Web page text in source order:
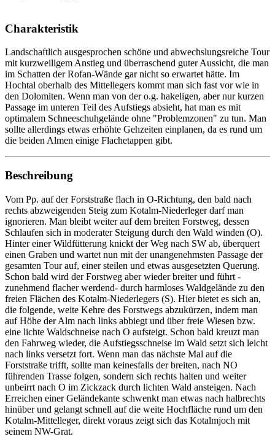
Charakteristik
Landschaftlich ausgesprochen schöne und abwechslungsreiche Tour
mit kurzweiligem Anstieg und überraschend guter Aussicht, die man
im Schatten der Rofan-Wände gar nicht so erwartet hätte. Im
Hochtal oberhalb des Mittellegers kommt man sich fast vor wie in
den Dolomiten. Wenn man von der o.g. hakeligen, aber nur kurzen
Passage im unteren Teil des Aufstiegs absieht, hat man es mit
optimalem Schneeschuhgelände ohne "Problemzonen" zu tun. Man
sollte allerdings etwas erhöhte Gehzeiten einplanen, da es rund um
die beiden Almen einige Flachetappen gibt.
Beschreibung
Vom Pp. auf der Forststraße flach in O-Richtung, den bald nach
rechts abzweigenden Steig zum Kotalm-Niederleger darf man
ignorieren. Man bleibt weiter auf dem breiten Forstweg, dessen
Schlaufen sich in moderater Steigung durch den Wald winden (O).
Hinter einer Wildfütterung knickt der Weg nach SW ab, überquert
einen Graben und wartet nun mit der unangenehmsten Passage der
gesamten Tour auf, einer steilen und etwas ausgesetzten Querung.
Schon bald wird der Forstweg aber wieder breiter und führt -
zunehmend flacher werdend- durch harmloses Waldgelände zu den
freien Flächen des Kotalm-Niederlegers (S). Hier bietet es sich an,
die folgende, weite Kehre des Forstwegs abzukürzen, indem man
auf Höhe der Alm nach links abbiegt und über freie Wiesen bzw.
eine lichte Waldschneise nach O aufsteigt. Schon bald kreuzt man
den Fahrweg wieder, die Aufstiegsschneise im Wald setzt sich leicht
nach links versetzt fort. Wenn man das nächste Mal auf die
Forststraße trifft, sollte man keinesfalls der breiten, nach NO
führenden Trasse folgen, sondern sich rechts halten und weiter
unbeirrt nach O im Zickzack durch lichten Wald ansteigen. Nach
Erreichen einer Geländekante schwenkt man etwas nach halbrechts
hinüber und gelangt schnell auf die weite Hochfläche rund um den
Kotalm-Mittelleger, direkt voraus zeigt sich das Kotalmjoch mit
seinem NW-Grat.